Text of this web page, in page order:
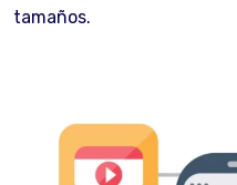
tamaños.